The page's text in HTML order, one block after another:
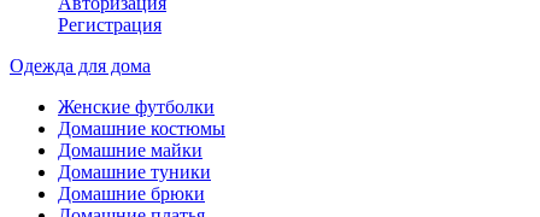
Регистрация
Одежда для дома
Женские футболки
Домашние костюмы
Домашние майки
Домашние туники
Домашние брюки